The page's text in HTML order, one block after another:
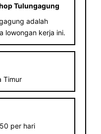
Tulungagung
adalah
lowongan kerja ini.
Timur
per hari